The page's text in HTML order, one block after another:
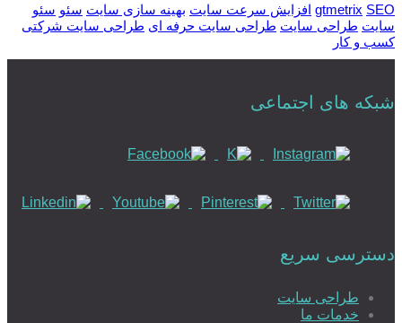
gtmetrix SEO افزایش سرعت سایت بهینه سازی سایت سئو سئو
سایت طراحی سایت طراحی سایت حرفه ای طراحی سایت شرکتی
کسب و کار
شبکه های اجتماعی
دسترسی سریع
طراحی سایت
خدمات ما